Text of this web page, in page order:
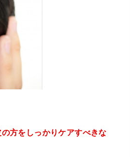
方をしっかりケアすべきな